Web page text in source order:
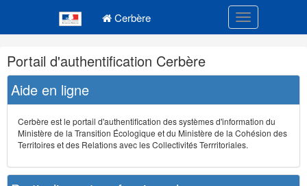
Cerbère Toggle
Navigation
et
outils
annexes
Portail d'authentification Cerbère
Aide en ligne
Cerbère est le portail d'authentification des systèmes d'information du
Ministère de la Transition Écologique et du Ministère de la Cohésion des
Territoires et des Relations avec les Collectivités Terrritoriales.